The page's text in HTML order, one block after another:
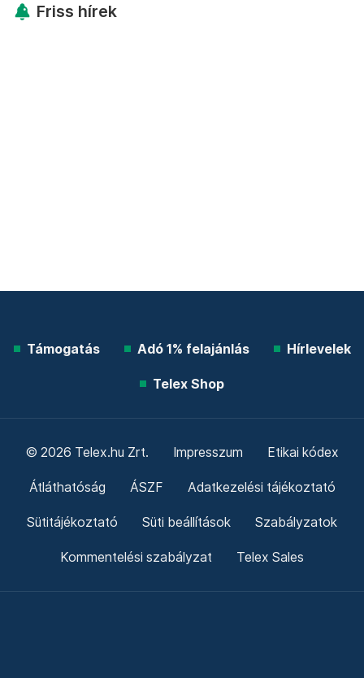
Friss hírek
Támogatás Adó 1% felajánlás Hírlevelek
Telex Shop
© 2026 Telex.hu Zrt. Impresszum Etikai kódex
Átláthatóság ÁSZF Adatkezelési tájékoztató
Sütitájékoztató Süti beállítások Szabályzatok
Kommentelési szabályzat Telex Sales